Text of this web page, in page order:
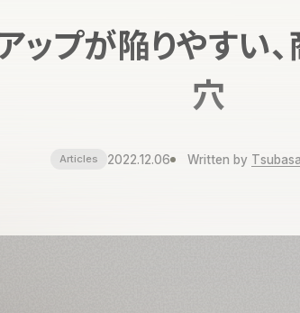
ップが陥りやすい
穴
Articles 2022.12.06 Written by